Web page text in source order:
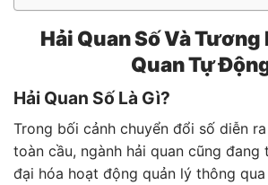
Hải Quan Số Và Tương
Quan Tự
Hải Quan Số Là Gì?
Trong bối cảnh chuyển đổi số diễn
toàn cầu, ngành hải quan cũng đang
đại hóa hoạt động quản lý thông